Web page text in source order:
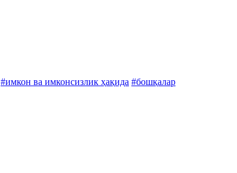
#имкон ва имконсизлик ҳақида #бошқалар